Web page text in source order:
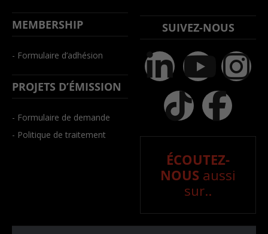
MEMBERSHIP
- Formulaire d’adhésion
PROJETS D’ÉMISSION
- Formulaire de demande
- Politique de traitement
SUIVEZ-NOUS
ÉCOUTEZ-
NOUS aussi
sur..